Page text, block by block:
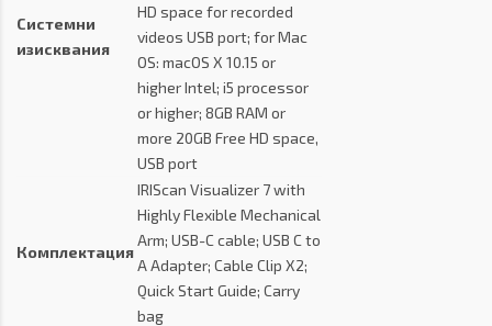
Системни
изисквания
HD space for recorded
videos USB port; for Mac
OS: macOS X 10.15 or
higher Intel; i5 processor
or higher; 8GB RAM or
more 20GB Free HD space,
USB port
Комплектация
IRIScan Visualizer 7 with
Highly Flexible Mechanical
Arm; USB-C cable; USB C to
A Adapter; Cable Clip X2;
Quick Start Guide; Carry
bag